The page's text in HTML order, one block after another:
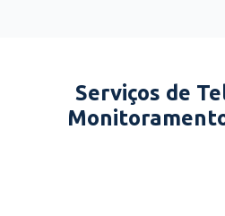
Serviços de